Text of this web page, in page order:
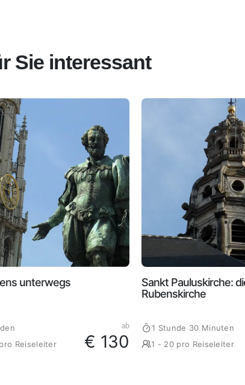
Sie interessant
unterwegs
Reiseleiter
ab
€ 130
Sankt Pauluskirche:
Rubenskirche
1 Stunde 30 Minuten
1 - 20 pro Reiseleiter